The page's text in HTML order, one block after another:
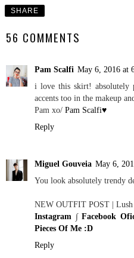
SHARE
56 COMMENTS
Pam Scalfi May 6, 2016 at
i love this skirt! absolutely
accents too in the makeup
Pam xo/ Pam Scalfi♥
Reply
Miguel Gouveia May 6,
You look absolutely trendy
NEW OUTFIT POST |
Instagram ∫Facebook
Pieces Of Me :D
Reply